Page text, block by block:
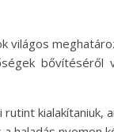
bővítéséről
kialakítaniuk,